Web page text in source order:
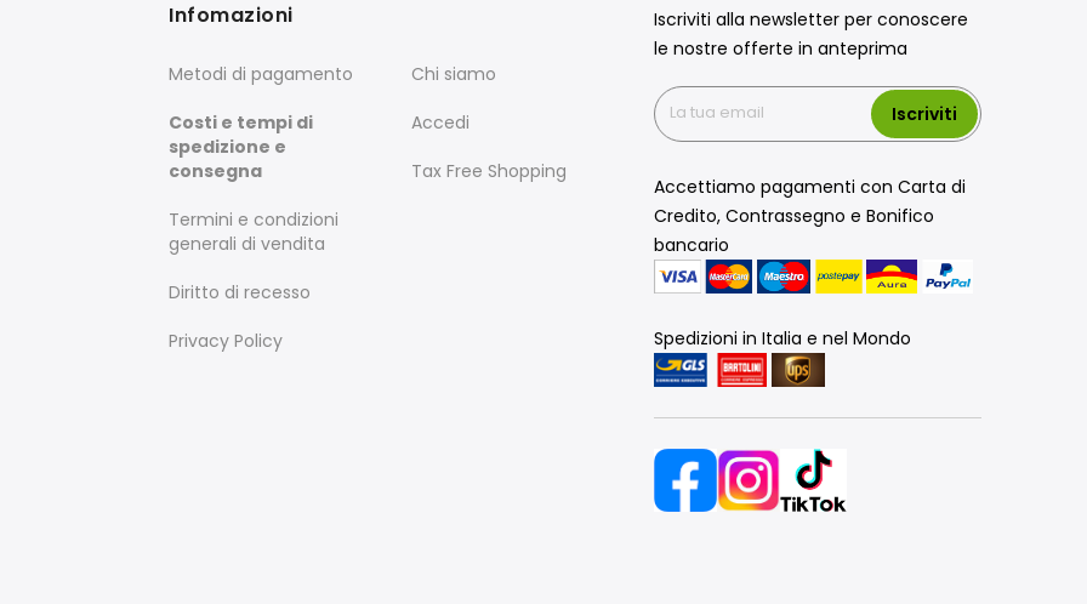
Infomazioni
Metodi di pagamento
Costi e tempi di
spedizione e
consegna
Termini e condizioni
generali di vendita
Diritto di recesso
Privacy Policy
Chi siamo
Accedi
Tax Free Shopping
Iscriviti alla newsletter per conoscere
le nostre offerte in anteprima
Iscriviti
Accettiamo pagamenti con Carta di
Credito, Contrassegno e Bonifico
bancario
Spedizioni in Italia e nel Mondo